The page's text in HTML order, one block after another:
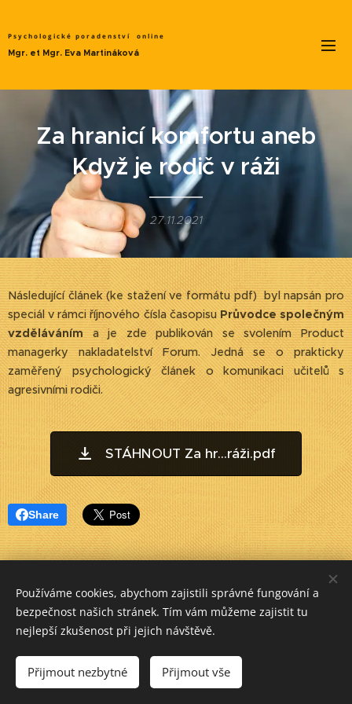
Psychologické poradenství online
Mgr. et Mgr. Eva Martináková
Za hranicí komfortu aneb
Když je rodič v ráži
27.11.2021
Následující článek (ke stažení ve formátu pdf) byl napsán pro
speciál v rámci říjnového čísla časopisu Průvodce společným
vzděláváníma je zde publikován se svolením Product
managerky nakladatelství Forum. Jedná se o prakticky
zaměřený psychologický článek o komunikaci učitelů s
agresivními rodiči.
STÁHNOUT Za hr...ráži.pdf
Share
službou Cookies
Používáme cookies, abychom zajistili správné fungování a
bezpečnost našich stránek. Tím vám můžeme zajistit tu
nejlepší zkušenost při jejich návštěvě.
Přijmout nezbytné Přijmout vše